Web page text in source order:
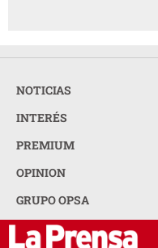
NOTICIAS
INTERÉS
PREMIUM
OPINION
GRUPO OPSA